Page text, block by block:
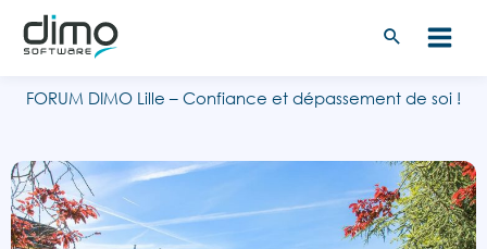
FORUM DIMO Lille – Confiance et dépassement de soi !